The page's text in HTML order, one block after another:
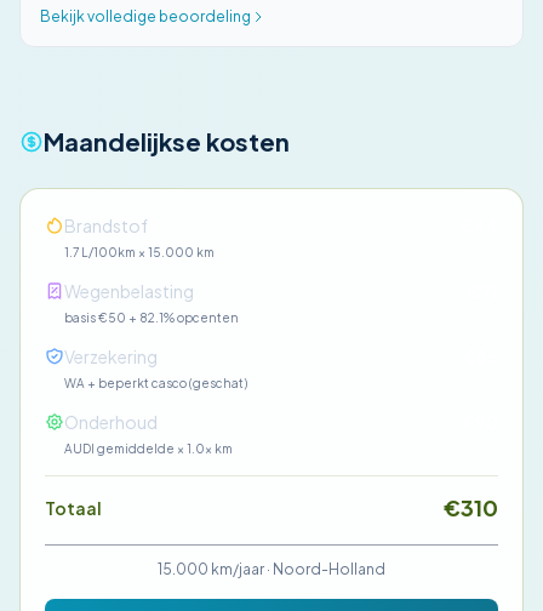
Bekijk volledige beoordeling
Maandelijkse kosten
Brandstof
1.7 L/100km × 15.000 km
Wegenbelasting
basis €50 + 82.1% opcenten
Verzekering
WA + beperkt casco (geschat)
Onderhoud
AUDI gemiddelde × 1.0× km
Totaal €310
15.000 km/jaar · Noord-Holland